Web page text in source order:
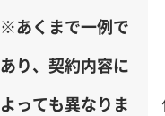
※あくまで一例で
あり、契約内容に
よっても異なりま